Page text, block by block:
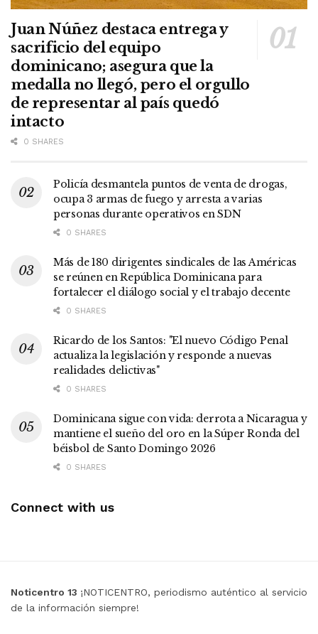
Juan Núñez destaca entrega y
sacrificio del equipo
dominicano; asegura que la
medalla no llegó, pero el orgullo
de representar al país quedó
intacto
0 SHARES
Policía desmantela puntos de venta de drogas,
ocupa 3 armas de fuego y arresta a varias
personas durante operativos en SDN
0 SHARES
Más de 180 dirigentes sindicales de las Américas
se reúnen en República Dominicana para
fortalecer el diálogo social y el trabajo decente
0 SHARES
Ricardo de los Santos: "El nuevo Código Penal
actualiza la legislación y responde a nuevas
realidades delictivas"
0 SHARES
Dominicana sigue con vida: derrota a Nicaragua y
mantiene el sueño del oro en la Súper Ronda del
béisbol de Santo Domingo 2026
0 SHARES
Connect with us
Noticentro 13 ¡NOTICENTRO, periodismo auténtico al servicio
de la información siempre!